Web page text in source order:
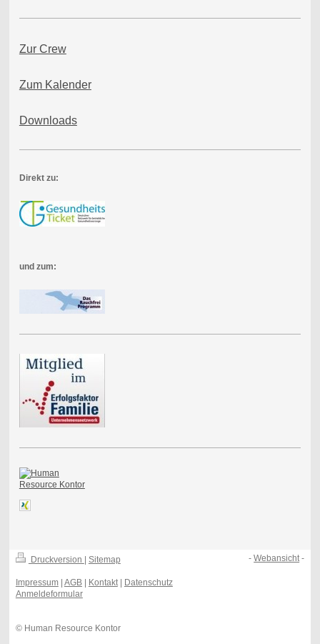
Zur Crew
Zum Kalender
Downloads
Direkt zu:
und zum:
Druckversion | Sitemap
Impressum| AGB| Kontakt| Datenschutz
Anmeldeformular
© Human Resource Kontor
-Webansicht -